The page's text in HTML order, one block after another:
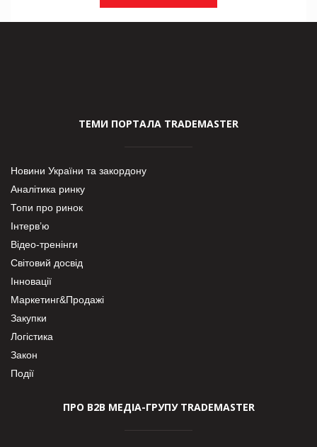
ТЕМИ ПОРТАЛА TRADEMASTER
Новини України та закордону
Аналітика ринку
Топи про ринок
Інтерв’ю
Відео-тренінги
Світовий досвід
Інновації
Маркетинг&Продажі
Закупки
Логістика
Закон
Події
ПРО В2В МЕДІА-ГРУПУ TRADEMASTER